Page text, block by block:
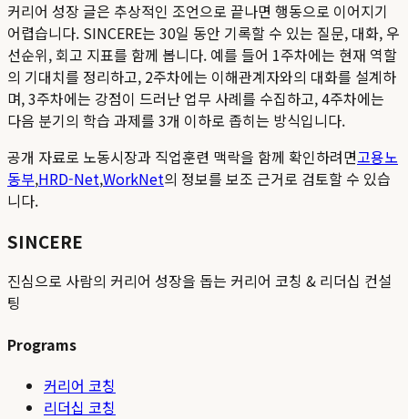
커리어 성장 글은 추상적인 조언으로 끝나면 행동으로 이어지기
어렵습니다. SINCERE는 30일 동안 기록할 수 있는 질문, 대화, 우
선순위, 회고 지표를 함께 봅니다. 예를 들어 1주차에는 현재 역할
의 기대치를 정리하고, 2주차에는 이해관계자와의 대화를 설계하
며, 3주차에는 강점이 드러난 업무 사례를 수집하고, 4주차에는
다음 분기의 학습 과제를 3개 이하로 좁히는 방식입니다.
공개 자료로 노동시장과 직업훈련 맥락을 함께 확인하려면고용노
동부,HRD-Net,WorkNet의 정보를 보조 근거로 검토할 수 있습
니다.
SINCERE
진심으로 사람의 커리어 성장을 돕는 커리어 코칭 & 리더십 컨설
팅
Programs
커리어 코칭
리더십 코칭